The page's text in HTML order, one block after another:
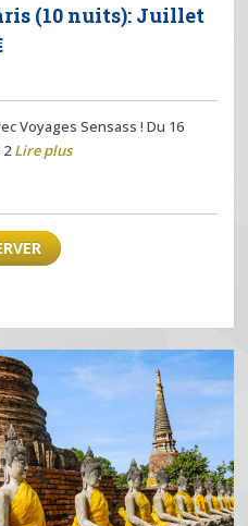
(10 nuits): Juillet
Voyages Sensass ! Du 16
2 Lire plus